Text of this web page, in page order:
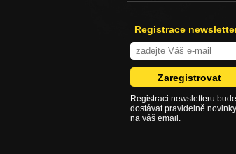
Registrace
Registraci newsletteru
dostávat pravidelně novinky
na váš email.